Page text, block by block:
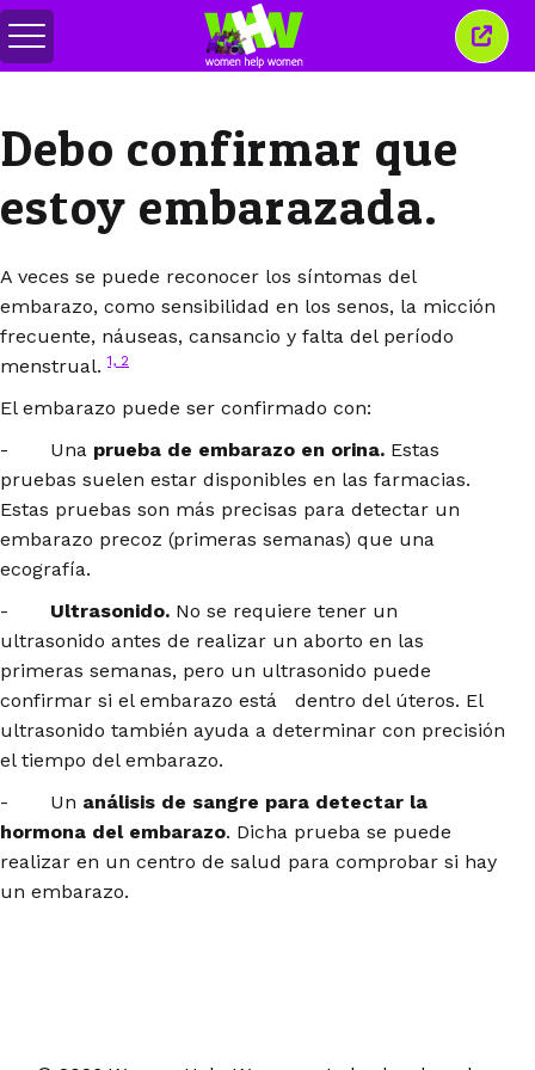
Alternar
menú
esta
Debo confirmar que
estoy embarazada.
A veces se puede reconocer los síntomas del
embarazo, como sensibilidad en los senos, la micción
frecuente, náuseas, cansancio y falta del período
menstrual.1, 2
El embarazo puede ser confirmado con:
- Una prueba de embarazo en orina. Estas
pruebas suelen estar disponibles en las farmacias.
Estas pruebas son más precisas para detectar un
embarazo precoz (primeras semanas) que una
ecografía.
- Ultrasonido. No se requiere tener un
ultrasonido antes de realizar un aborto en las
primeras semanas, pero un ultrasonido puede
confirmar si el embarazo está dentro del úteros. El
ultrasonido también ayuda a determinar con precisión
el tiempo del embarazo.
- Un análisis de sangre para detectar la
hormona del embarazo. Dicha prueba se puede
realizar en un centro de salud para comprobar si hay
un embarazo.